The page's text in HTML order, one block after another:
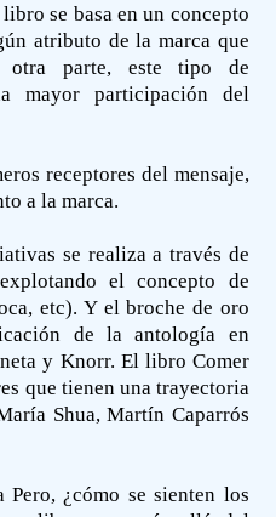
se basa en un concepto
atributo de la marca que
otra parte, este tipo de
mayor participación del
receptores del mensaje,
a la marca.
se realiza a través de
el concepto de
etc). Y el broche de oro
de la antología en
y Knorr. El libro Comer
que tienen una trayectoria
Shua, Martín Caparrós
Pero, ¿cómo se sienten los